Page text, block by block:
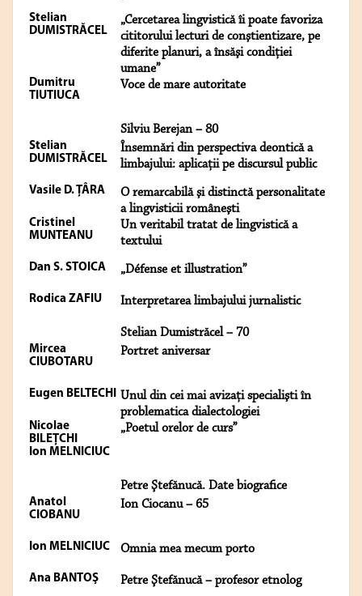
Stelian
DUMISTRĂCEL
„Cercetarea lingvistică îi poate favoriza
cititorului lecturi de conştientizare, pe
diferite planuri, a însăşi condiţiei
umane”
Dumitru
TIUTIUCA
Voce de mare autoritate
Silviu Berejan – 80
Stelian
DUMISTRĂCEL
Însemnări din perspectiva deontică a
limbajului: aplicaţii pe discursul public
Vasile D. ŢÂRA
O remarcabilă şi distinctă personalitate
a lingvisticii româneşti
Cristinel
MUNTEANU
Un veritabil tratat de lingvistică a
textului
Dan S. STOICA „Défense et illustration”
Rodica ZAFIU Interpretarea limbajului jurnalistic
Stelian Dumistrăcel – 70
Mircea
CIUBOTARU
Portret aniversar
Eugen BELTECHI Unul din cei mai avizaţi specialişti în
problematica dialectologiei
Nicolae
BILEŢCHI
Ion MELNICIUC
„Poetul orelor de curs”
Petre Ştefănucă. Date biografice
Anatol
CIOBANU
Ion Ciocanu – 65
Ion MELNICIUC Omnia mea mecum porto
Ana BANTOŞ Petre Ştefănucă – profesor etnolog